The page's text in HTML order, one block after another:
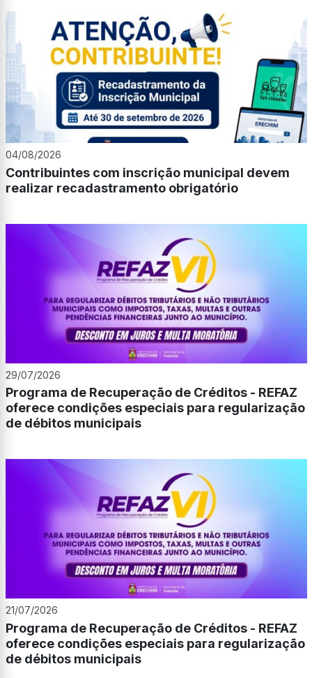
04/08/2026
Contribuintes com inscrição municipal devem
realizar recadastramento obrigatório
29/07/2026
Programa de Recuperação de Créditos - REFAZ
oferece condições especiais para regularização
de débitos municipais
21/07/2026
Programa de Recuperação de Créditos - REFAZ
oferece condições especiais para regularização
de débitos municipais